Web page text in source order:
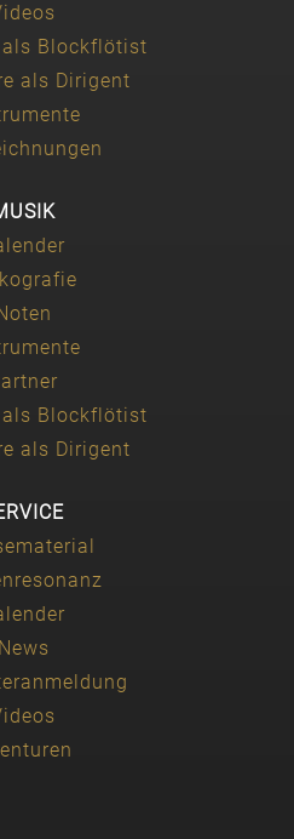
als Blockflötist
als Dirigent
als Blockflötist
als Dirigent
News